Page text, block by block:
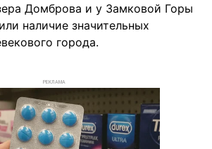
Домброва и у Замковой Горы
наличие значительных
города.
РЕКЛАМА